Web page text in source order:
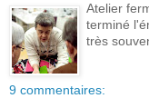
Atelier
terminé
très
9 commentaires: